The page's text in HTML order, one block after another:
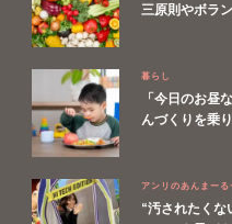
三原則やボラ
暮らし
「今日のお昼
んづくりを乗
アンリのあんまーる
“汚されたくな